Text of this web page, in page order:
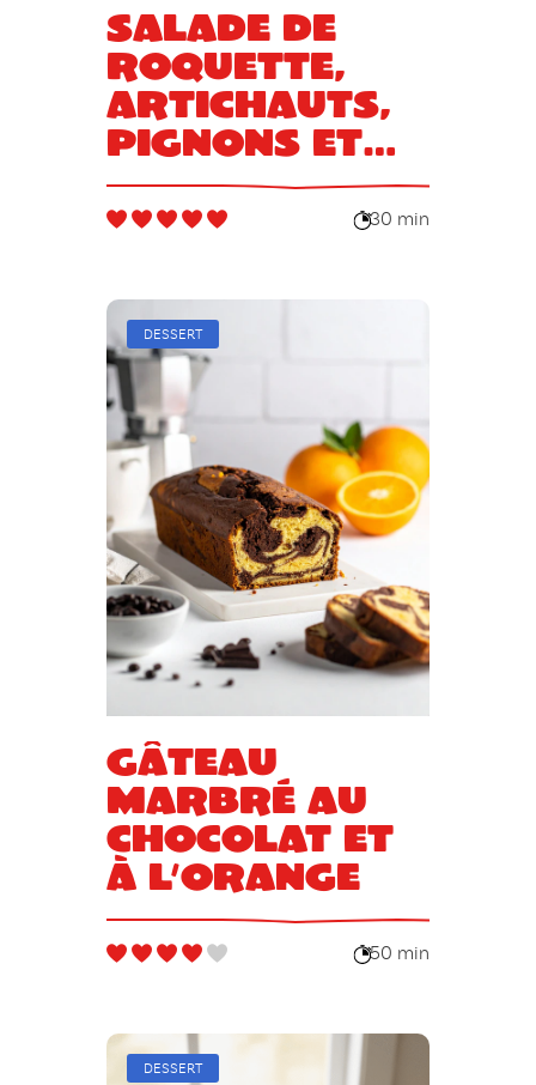
Salade de
roquette,
artichauts,
pignons et
parmesan
30 min
DESSERT
Gâteau
marbré au
chocolat et
à l’orange
50 min
DESSERT